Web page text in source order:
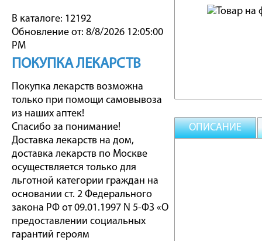
В каталоге: 12192
Обновление от: 8/8/2026 12:05:00
PM
ПОКУПКА ЛЕКАРСТВ
Покупка лекарств возможна
только при помощи самовывоза
из наших аптек!
Спасибо за понимание!
Доставка лекарств на дом,
доставка лекарств по Москве
осуществляется только для
льготной категории граждан на
основании ст. 2 Федерального
закона РФ от 09.01.1997 N 5-ФЗ «О
предоставлении социальных
гарантий героям
ОПИСАНИЕ